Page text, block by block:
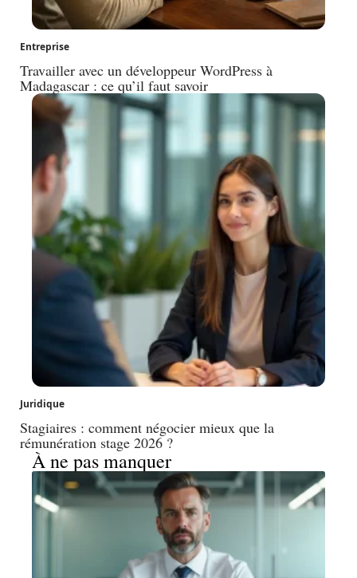
Entreprise
Travailler avec un développeur WordPress à
Madagascar : ce qu’il faut savoir
Juridique
Stagiaires : comment négocier mieux que la
rémunération stage 2026 ?
À ne pas manquer